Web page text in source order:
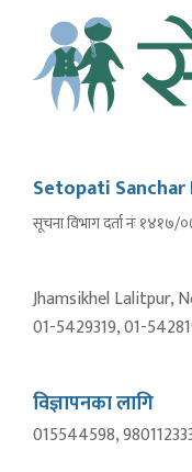
Setopati
सूचना विभाग दर्ता नंः
Jhamsikhel Lalitpur,
01-5429319, 01-
विज्ञापनका लागि
015544598,